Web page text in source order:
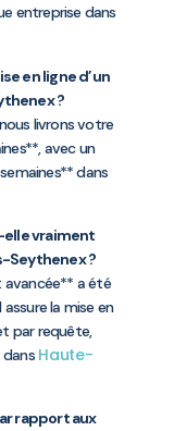
entreprise dans
en ligne d’un
?
livrons votre
avec un
dans
vraiment
Seythenex ?
avancée** a été
la mise en
par requête,
Haute-
rapport aux